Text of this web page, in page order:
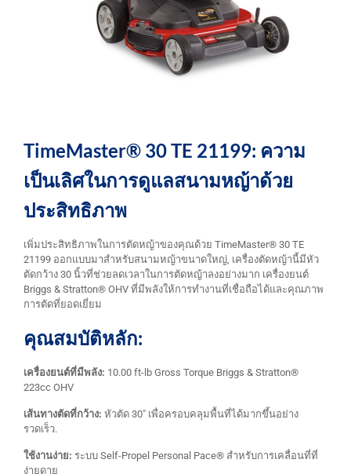
TimeMaster® 30 TE 21199: ความ
เป็นเลิศในการดูแลสนามหญ้าด้วย
ประสิทธิภาพ
เพิ่มประสิทธิภาพในการตัดหญ้าของคุณด้วย TimeMaster® 30 TE
21199 ออกแบบมาสำหรับสนามหญ้าขนาดใหญ่, เครื่องตัดหญ้านี้มีหัว
ตัดกว้าง 30 นิ้วที่ช่วยลดเวลาในการตัดหญ้าลงอย่างมาก เครื่องยนต์
Briggs & Stratton® OHV ที่มีพลังให้การทำงานที่เชื่อถือได้และคุณภาพ
การตัดที่ยอดเยี่ยม
คุณสมบัติหลัก:
เครื่องยนต์ที่มีพลัง: 10.00 ft-lb Gross Torque Briggs & Stratton®
223cc OHV
เส้นทางตัดที่กว้าง: หัวตัด 30″ เพื่อครอบคลุมพื้นที่ได้มากขึ้นอย่าง
รวดเร็ว.
ใช้งานง่าย: ระบบ Self-Propel Personal Pace® สำหรับการเคลื่อนที่ที่
ง่ายดาย